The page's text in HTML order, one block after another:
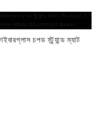
চপড স্ট্র্যান্ড ম্যাট